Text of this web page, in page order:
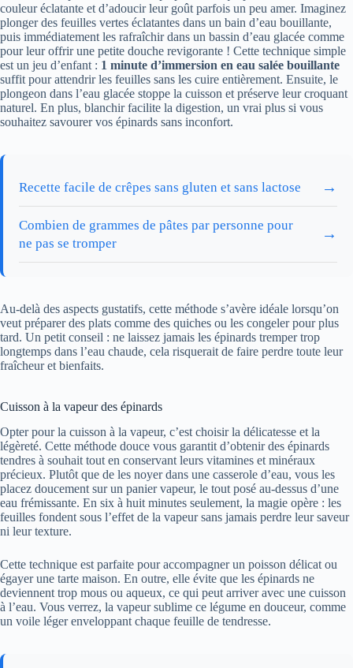
couleur éclatante et d’adoucir leur goût parfois un peu amer. Imaginez
plonger des feuilles vertes éclatantes dans un bain d’eau bouillante,
puis immédiatement les rafraîchir dans un bassin d’eau glacée comme
pour leur offrir une petite douche revigorante ! Cette technique simple
est un jeu d’enfant : 1 minute d’immersion en eau salée bouillante
suffit pour attendrir les feuilles sans les cuire entièrement. Ensuite, le
plongeon dans l’eau glacée stoppe la cuisson et préserve leur croquant
naturel. En plus, blanchir facilite la digestion, un vrai plus si vous
souhaitez savourer vos épinards sans inconfort.
Recette facile de crêpes sans gluten et sans lactose →
Combien de grammes de pâtes par personne pour
ne pas se tromper
→
Au-delà des aspects gustatifs, cette méthode s’avère idéale lorsqu’on
veut préparer des plats comme des quiches ou les congeler pour plus
tard. Un petit conseil : ne laissez jamais les épinards tremper trop
longtemps dans l’eau chaude, cela risquerait de faire perdre toute leur
fraîcheur et bienfaits.
Cuisson à la vapeur des épinards
Opter pour la cuisson à la vapeur, c’est choisir la délicatesse et la
légèreté. Cette méthode douce vous garantit d’obtenir des épinards
tendres à souhait tout en conservant leurs vitamines et minéraux
précieux. Plutôt que de les noyer dans une casserole d’eau, vous les
placez doucement sur un panier vapeur, le tout posé au-dessus d’une
eau frémissante. En six à huit minutes seulement, la magie opère : les
feuilles fondent sous l’effet de la vapeur sans jamais perdre leur saveur
ni leur texture.
Cette technique est parfaite pour accompagner un poisson délicat ou
égayer une tarte maison. En outre, elle évite que les épinards ne
deviennent trop mous ou aqueux, ce qui peut arriver avec une cuisson
à l’eau. Vous verrez, la vapeur sublime ce légume en douceur, comme
un voile léger enveloppant chaque feuille de tendresse.